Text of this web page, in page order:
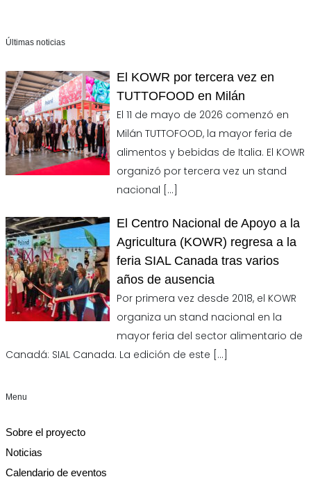
Últimas noticias
El KOWR por tercera vez en
TUTTOFOOD en Milán
El 11 de mayo de 2026 comenzó en
Milán TUTTOFOOD, la mayor feria de
alimentos y bebidas de Italia. El KOWR
organizó por tercera vez un stand
nacional […]
El Centro Nacional de Apoyo a la
Agricultura (KOWR) regresa a la
feria SIAL Canada tras varios
años de ausencia
Por primera vez desde 2018, el KOWR
organiza un stand nacional en la
mayor feria del sector alimentario de
Canadá: SIAL Canada. La edición de este […]
Menu
Sobre el proyecto
Noticias
Calendario de eventos